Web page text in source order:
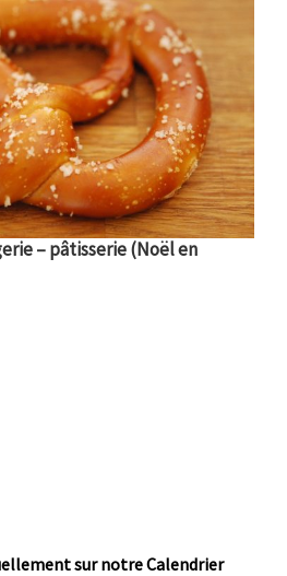
– pâtisserie (Noël en
sur notre Calendrier